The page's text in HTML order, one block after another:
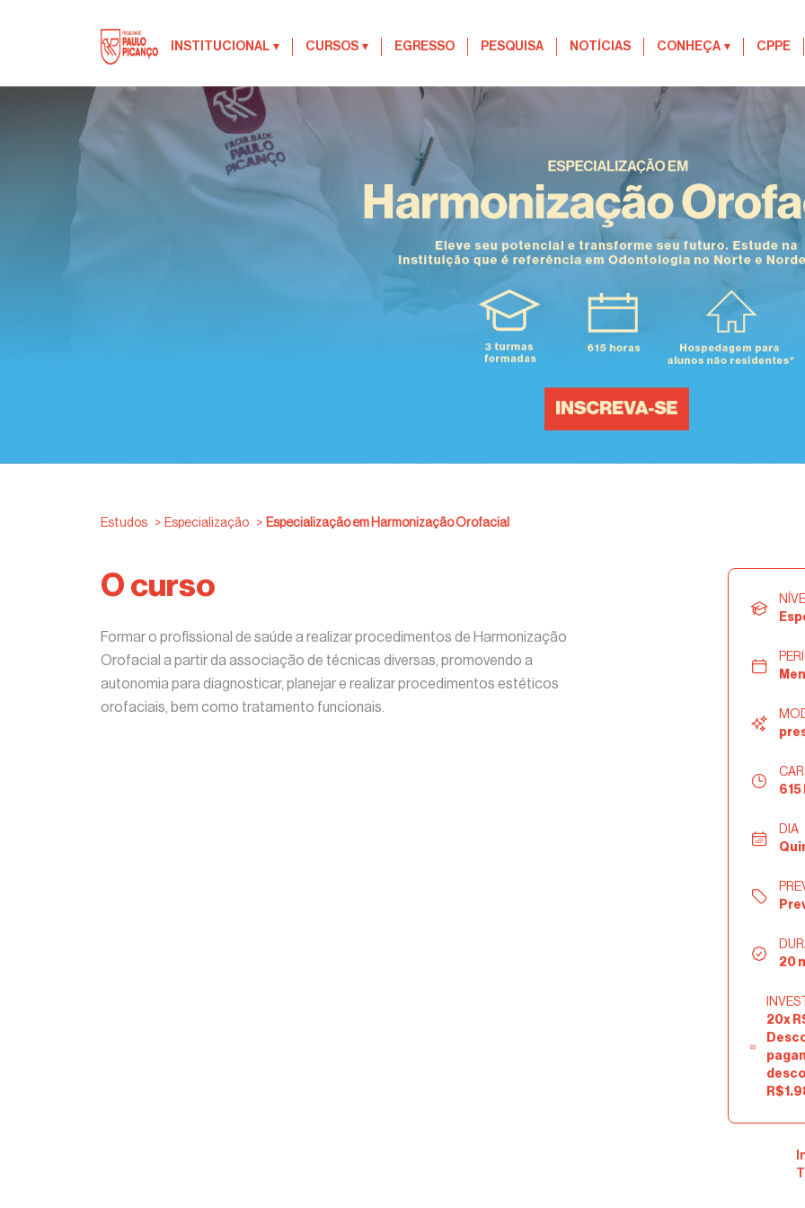
INSTITUCIONAL ▾ CURSOS ▾ EGRESSO PESQUISA NOTÍCIAS CONHEÇA ▾ CPPE
Estudos > Especialização > Especialização em Harmonização Orofacial
O curso
Formar o profissional de saúde a realizar procedimentos de Harmonização
Orofacial a partir da associação de técnicas diversas, promovendo a
autonomia para diagnosticar, planejar e realizar procedimentos estéticos
orofaciais, bem como tratamento funcionais.
615
DIA
20
20x